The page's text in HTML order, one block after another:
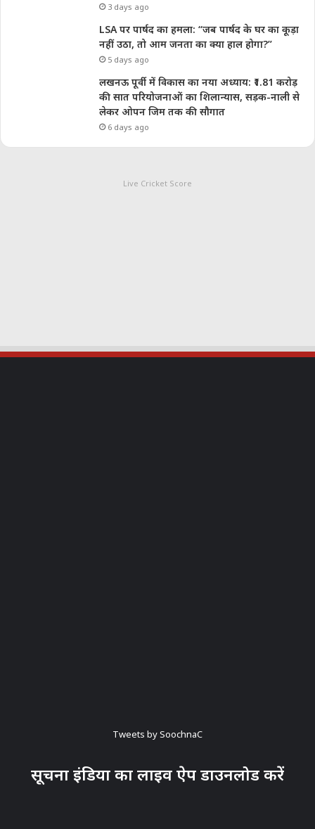
3 days ago
LSA पर पार्षद का हमला: “जब पार्षद के घर का कूड़ा
नहीं उठा, तो आम जनता का क्या हाल होगा?”
5 days ago
लखनऊ पूर्वी में विकास का नया अध्याय: ₹1.81 करोड़
की सात परियोजनाओं का शिलान्यास, सड़क-नाली से
लेकर ओपन जिम तक की सौगात
6 days ago
Live Cricket Score
Tweets by SoochnaC
सूचना इंडिया का लाइव ऐप डाउनलोड करें